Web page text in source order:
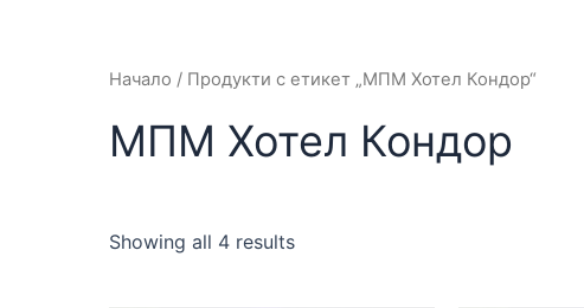
Начало / Продукти с етикет „МПМ Хотел Кондор“
МПМ Хотел Кондор
Showing all 4 results